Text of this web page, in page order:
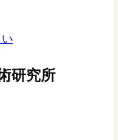
研究所